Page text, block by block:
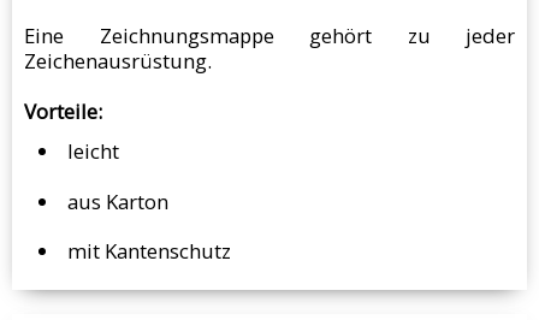
Eine Zeichnungsmappe gehört zu jeder
Zeichenausrüstung.
Vorteile:
leicht
aus Karton
mit Kantenschutz